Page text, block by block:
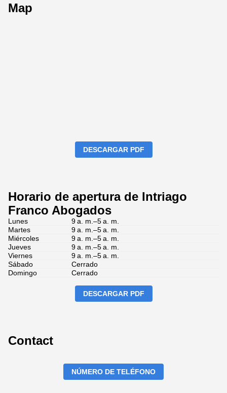
Map
DESCARGAR PDF
Horario de apertura de Intriago
Franco Abogados
Lunes
9 a. m.–5 a. m.
Martes
9 a. m.–5 a. m.
Miércoles
9 a. m.–5 a. m.
Jueves
9 a. m.–5 a. m.
Viernes
9 a. m.–5 a. m.
Sábado
Cerrado
Domingo
Cerrado
DESCARGAR PDF
Contact
NÚMERO DE TELÉFONO